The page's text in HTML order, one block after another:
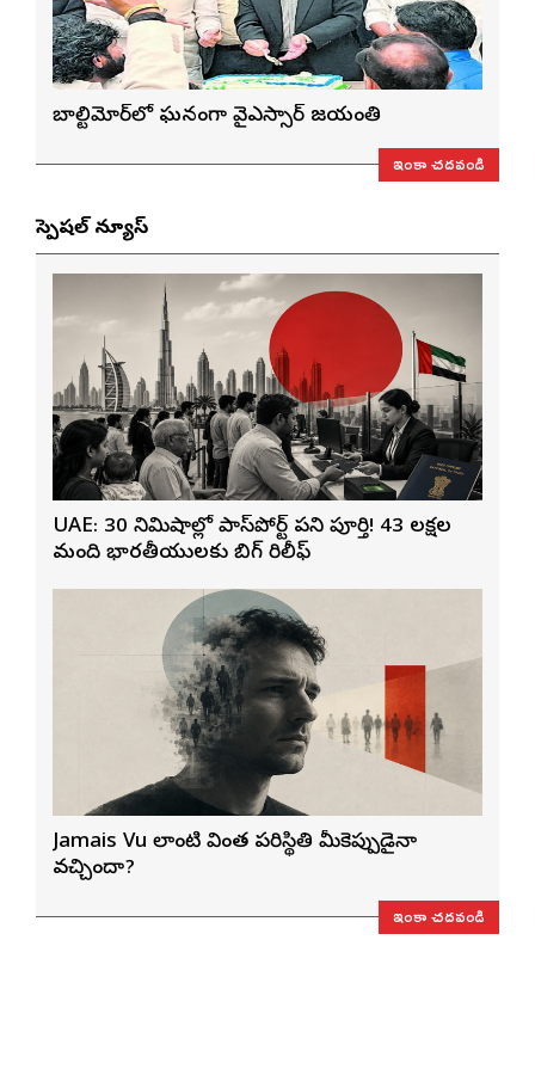
బాల్టిమోర్‌లో ఘనంగా వైఎస్సార్‌ జయంతి
ఇంకా చదవండి
స్పెషల్ న్యూస్
UAE: 30 నిమిషాల్లో పాస్‌పోర్ట్ పని పూర్తి! 43 లక్షల
మంది భారతీయులకు బిగ్ రిలీఫ్
Jamais Vu లాంటి వింత పరిస్థితి మీకెప్పుడైనా
వచ్చిందా?
ఇంకా చదవండి